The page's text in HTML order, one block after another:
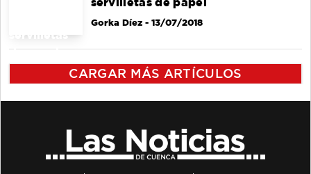
servilletas de papel
Gorka Díez- 13/07/2018
CARGAR MÁS ARTÍCULOS